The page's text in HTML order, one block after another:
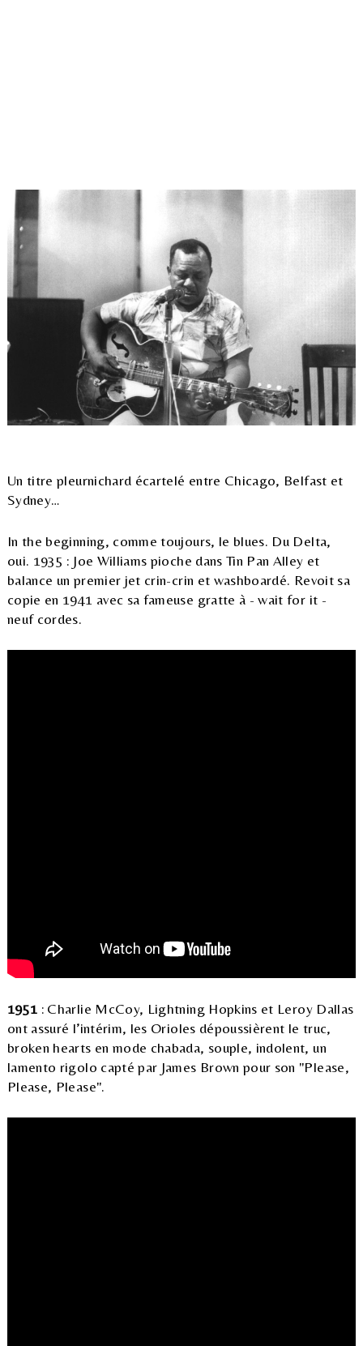
Un titre pleurnichard écartelé entre Chicago, Belfast et
Sydney…
In the beginning, comme toujours, le blues. Du Delta,
oui. 1935 : Joe Williams pioche dans Tin Pan Alley et
balance un premier jet crin-crin et washboardé. Revoit sa
copie en 1941 avec sa fameuse gratte à - wait for it -
neuf cordes.
1951 : Charlie McCoy, Lightning Hopkins et Leroy Dallas
ont assuré l’intérim, les Orioles dépoussièrent le truc,
broken hearts en mode chabada, souple, indolent, un
lamento rigolo capté par James Brown pour son "Please,
Please, Please".